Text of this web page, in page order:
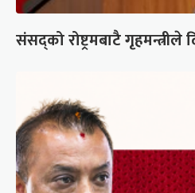
संसद्को रोष्ट्रमबाटै गृहमन्त्रीले